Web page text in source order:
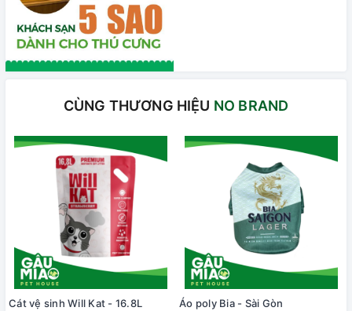
CÙNG THƯƠNG HIỆU NO BRAND
Cát vệ sinh Will Kat - 16.8L Áo poly Bia - Sài Gòn